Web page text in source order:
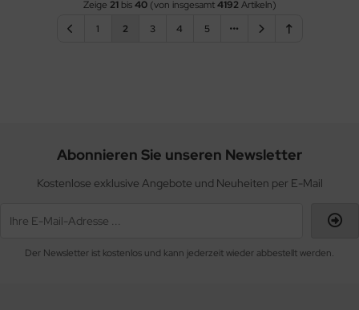
Zeige 21bis40(von insgesamt4192Artikeln)
1
2 3 4 5
Abonnieren Sie unseren Newsletter
Kostenlose exklusive Angebote und Neuheiten per E-Mail
Der Newsletter ist kostenlos und kann jederzeit wieder abbestellt werden.